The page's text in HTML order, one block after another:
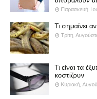
Παρασκευή,
Τι σημαίνει
Τρίτη,
Τι είναι τα
κοστίζουν
Κυριακή,